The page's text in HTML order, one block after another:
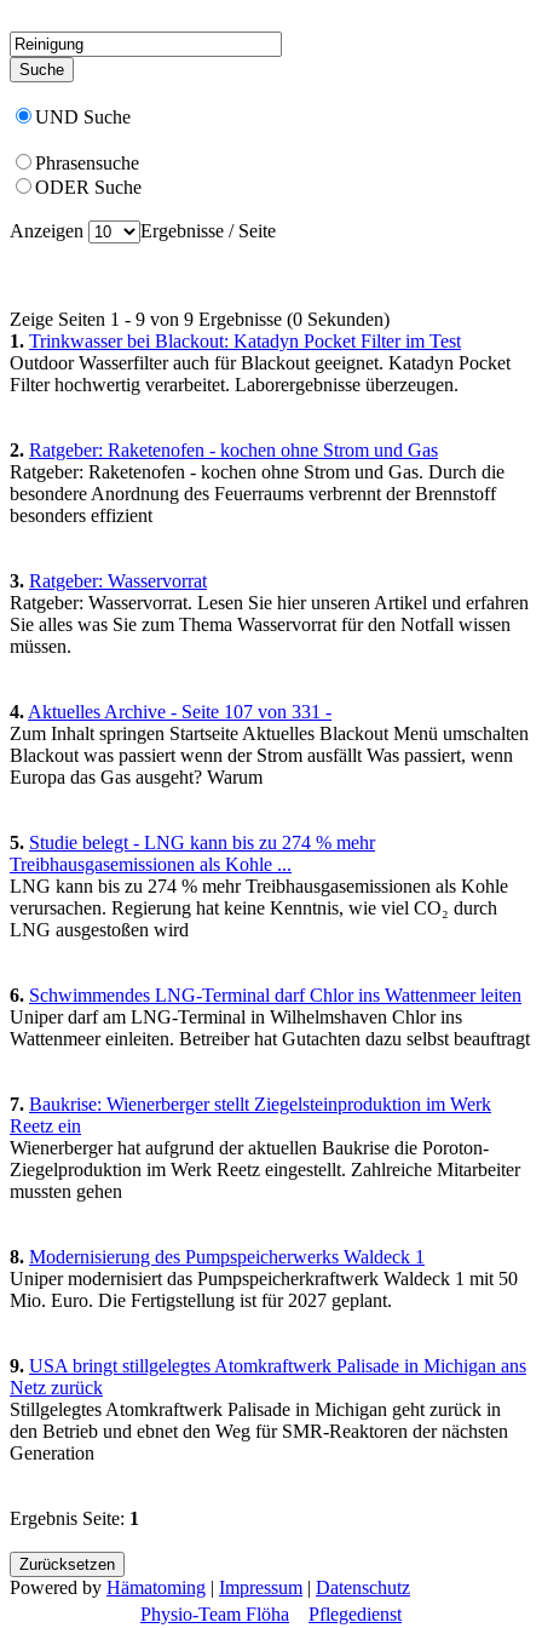
UND Suche
Phrasensuche
ODER Suche
Anzeigen Ergebnisse / Seite
Zeige Seiten 1 - 9 von 9 Ergebnisse (0 Sekunden)
1. Trinkwasser bei Blackout: Katadyn Pocket Filter im Test
Outdoor Wasserfilter auch für Blackout geeignet. Katadyn Pocket
Filter hochwertig verarbeitet. Laborergebnisse überzeugen.
2. Ratgeber: Raketenofen - kochen ohne Strom und Gas
Ratgeber: Raketenofen - kochen ohne Strom und Gas. Durch die
besondere Anordnung des Feuerraums verbrennt der Brennstoff
besonders effizient
3. Ratgeber: Wasservorrat
Ratgeber: Wasservorrat. Lesen Sie hier unseren Artikel und erfahren
Sie alles was Sie zum Thema Wasservorrat für den Notfall wissen
müssen.
4. Aktuelles Archive - Seite 107 von 331 -
Zum Inhalt springen Startseite Aktuelles Blackout Menü umschalten
Blackout was passiert wenn der Strom ausfällt Was passiert, wenn
Europa das Gas ausgeht? Warum
5. Studie belegt - LNG kann bis zu 274 % mehr
Treibhausgasemissionen als Kohle ...
LNG kann bis zu 274 % mehr Treibhausgasemissionen als Kohle
verursachen. Regierung hat keine Kenntnis, wie viel CO₂ durch
LNG ausgestoßen wird
6. Schwimmendes LNG-Terminal darf Chlor ins Wattenmeer leiten
Uniper darf am LNG-Terminal in Wilhelmshaven Chlor ins
Wattenmeer einleiten. Betreiber hat Gutachten dazu selbst beauftragt
7. Baukrise: Wienerberger stellt Ziegelsteinproduktion im Werk
Reetz ein
Wienerberger hat aufgrund der aktuellen Baukrise die Poroton-
Ziegelproduktion im Werk Reetz eingestellt. Zahlreiche Mitarbeiter
mussten gehen
8. Modernisierung des Pumpspeicherwerks Waldeck 1
Uniper modernisiert das Pumpspeicherkraftwerk Waldeck 1 mit 50
Mio. Euro. Die Fertigstellung ist für 2027 geplant.
9. USA bringt stillgelegtes Atomkraftwerk Palisade in Michigan ans
Netz zurück
Stillgelegtes Atomkraftwerk Palisade in Michigan geht zurück in
den Betrieb und ebnet den Weg für SMR-Reaktoren der nächsten
Generation
Ergebnis Seite: 1
Powered by Hämatoming | Impressum | Datenschutz
Physio-Team Flöha
Pflegedienst